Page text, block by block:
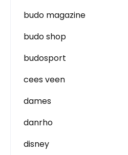
budo magazine
budo shop
budosport
cees veen
dames
danrho
disney